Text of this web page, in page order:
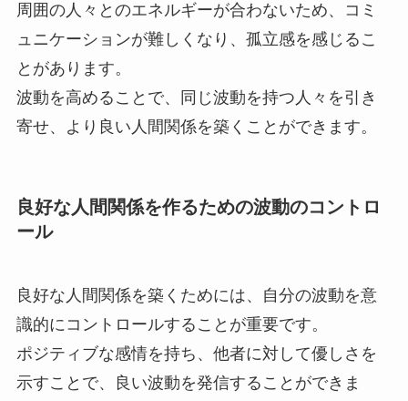
周囲の人々とのエネルギーが合わないため、コミ
ュニケーションが難しくなり、孤立感を感じるこ
とがあります。
波動を高めることで、同じ波動を持つ人々を引き
寄せ、より良い人間関係を築くことができます。
良好な人間関係を作るための波動のコントロ
ール
良好な人間関係を築くためには、自分の波動を意
識的にコントロールすることが重要です。
ポジティブな感情を持ち、他者に対して優しさを
示すことで、良い波動を発信することができま